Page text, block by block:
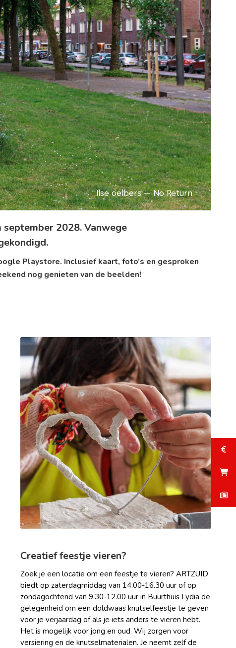
Cristobal Gabarron — An Olympic Forest
2028. Vanwege
Playstore. Inclusief kaart, foto’s en gesproken
nog genieten van de beelden!
Creatief feestje vieren?
Zoek je een locatie om een feestje te vieren? ARTZUID
biedt op zaterdagmiddag van 14.00-16.30 uur of op
zondagochtend van 9.30-12.00 uur in Buurthuis Lydia de
gelegenheid om een doldwaas knutselfeestje te geven
voor je verjaardag of als je iets anders te vieren hebt.
Het is mogelijk voor jong en oud. Wij zorgen voor
versiering en de knutselmaterialen. Je neemt zelf de